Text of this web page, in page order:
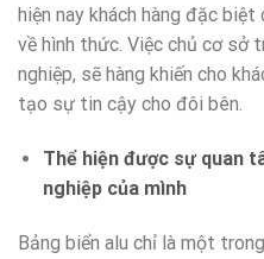
hiện nay khách hàng đặc
về hình thức. Việc chủ cơ sở
nghiệp, sẽ hàng khiến cho
tạo sự tin cậy cho đôi bên.
Thể hiện được sự quan
nghiệp của mình
Bảng biển alu chỉ là một